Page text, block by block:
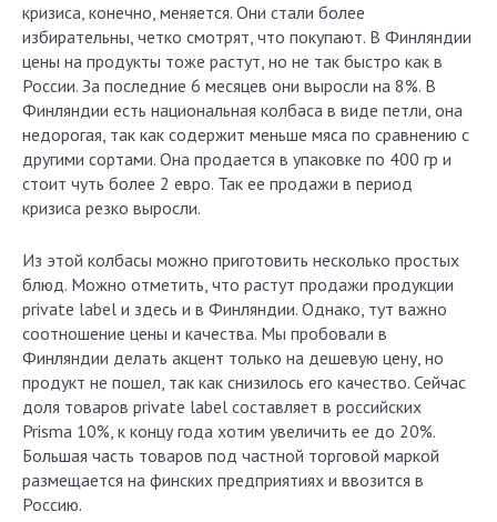
кризиса, конечно, меняется. Они стали более
избирательны, четко смотрят, что покупают. В Финляндии
цены на продукты тоже растут, но не так быстро как в
России. За последние 6 месяцев они выросли на 8%. В
Финляндии есть национальная колбаса в виде петли, она
недорогая, так как содержит меньше мяса по сравнению с
другими сортами. Она продается в упаковке по 400 гр и
стоит чуть более 2 евро. Так ее продажи в период
кризиса резко выросли.
Из этой колбасы можно приготовить несколько простых
блюд. Можно отметить, что растут продажи продукции
private label и здесь и в Финляндии. Однако, тут важно
соотношение цены и качества. Мы пробовали в
Финляндии делать акцент только на дешевую цену, но
продукт не пошел, так как снизилось его качество. Сейчас
доля товаров private label составляет в российских
Prisma 10%, к концу года хотим увеличить ее до 20%.
Большая часть товаров под частной торговой маркой
размещается на финских предприятиях и ввозится в
Россию.